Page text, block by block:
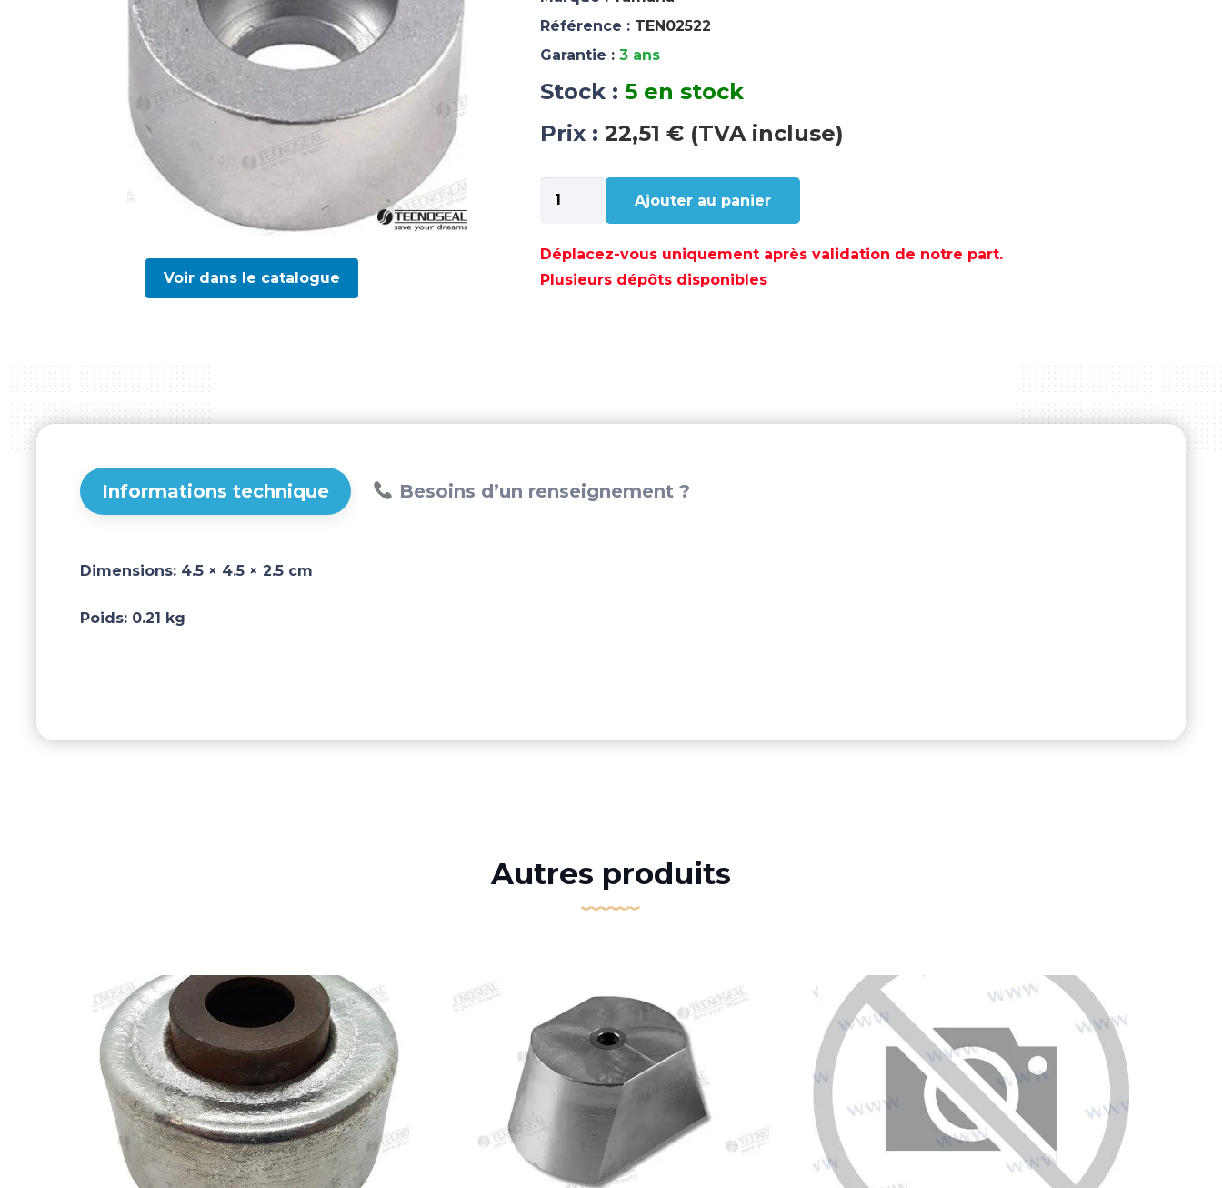
Voir dans le catalogue
Référence : TEN02522
Garantie : 3 ans
Stock : 5 en stock
Prix : 22,51 € (TVA incluse)
quantité
de
HAMILTON
RONDELLE
Ajouter au panier
Déplacez-vous uniquement après validation de notre part.
Plusieurs dépôts disponibles
Informations technique Besoins d’un renseignement ?
Dimensions: 4.5 × 4.5 × 2.5 cm
Poids: 0.21 kg
Autres produits